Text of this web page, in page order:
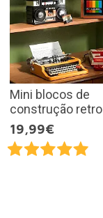
Mini blocos de
construção retro
19,99€